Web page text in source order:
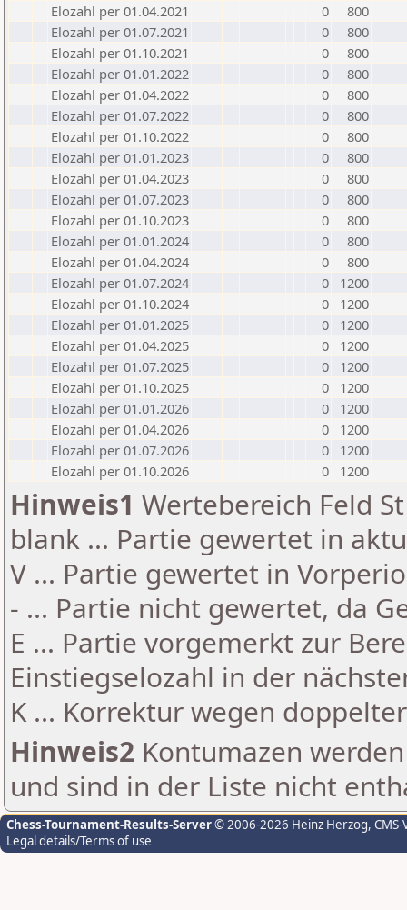
Elozahl per 01.04.2021
0
800
Elozahl per 01.07.2021
0
800
Elozahl per 01.10.2021
0
800
Elozahl per 01.01.2022
0
800
Elozahl per 01.04.2022
0
800
Elozahl per 01.07.2022
0
800
Elozahl per 01.10.2022
0
800
Elozahl per 01.01.2023
0
800
Elozahl per 01.04.2023
0
800
Elozahl per 01.07.2023
0
800
Elozahl per 01.10.2023
0
800
Elozahl per 01.01.2024
0
800
Elozahl per 01.04.2024
0
800
Elozahl per 01.07.2024
0
1200
Elozahl per 01.10.2024
0
1200
Elozahl per 01.01.2025
0
1200
Elozahl per 01.04.2025
0
1200
Elozahl per 01.07.2025
0
1200
Elozahl per 01.10.2025
0
1200
Elozahl per 01.01.2026
0
1200
Elozahl per 01.04.2026
0
1200
Elozahl per 01.07.2026
0
1200
Elozahl per 01.10.2026
0 1200
Hinweis1 Wertebereich Feld
blank ... Partie gewertet in
V ... Partie gewertet in
- ... Partie nicht gewertet, da
E ... Partie vorgemerkt zur
Einstiegselozahl in der
K ... Korrektur wegen
Hinweis2 Kontumazen
und sind in der Liste nicht
Chess-Tournament-Results-Server© 2006-2026 Heinz Herzog,
Legal details/Terms of use